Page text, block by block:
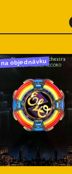
na objednávku